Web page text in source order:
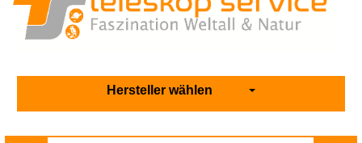
Hersteller wählen